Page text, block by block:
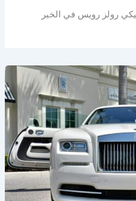
رولز رويس في الخبر